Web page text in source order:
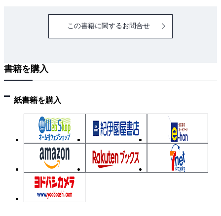
この書籍に関するお問合せ
書籍を購入
紙書籍を購入